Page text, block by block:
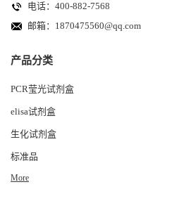
电话：400-882-7568
邮箱： 1870475560@qq.com
产品分类
PCR莹光试剂盒
elisa试剂盒
生化试剂盒
标准品
More